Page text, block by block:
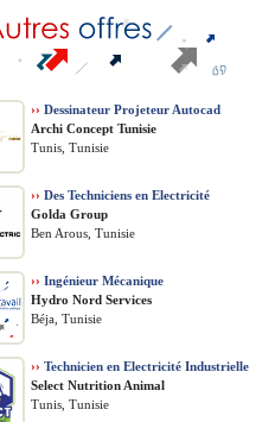
›› Dessinateur Projeteur Autocad
Archi Concept Tunisie
Tunis, Tunisie
›› Des Techniciens en Electricité
Golda Group
Ben Arous, Tunisie
›› Ingénieur Mécanique
Hydro Nord Services
Béja, Tunisie
›› Technicien en Electricité Industrielle
Select Nutrition Animal
Tunis, Tunisie